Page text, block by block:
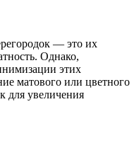
— это их
Однако,
этих
матового или цветного
для увеличения